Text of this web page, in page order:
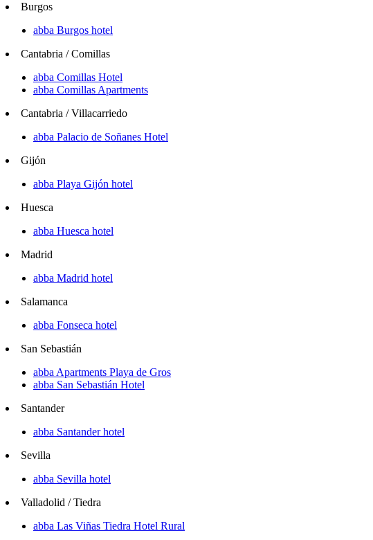
Burgos
abba Burgos hotel
Cantabria / Comillas
abba Comillas Hotel
abba Comillas Apartments
Cantabria / Villacarriedo
abba Palacio de Soñanes Hotel
Gijón
abba Playa Gijón hotel
Huesca
abba Huesca hotel
Madrid
abba Madrid hotel
Salamanca
abba Fonseca hotel
San Sebastián
abba Apartments Playa de Gros
abba San Sebastián Hotel
Santander
abba Santander hotel
Sevilla
abba Sevilla hotel
Valladolid / Tiedra
abba Las Viñas Tiedra Hotel Rural